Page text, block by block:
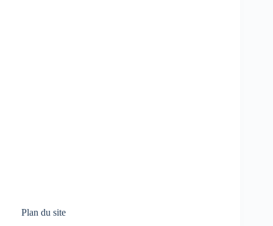
Plan du site